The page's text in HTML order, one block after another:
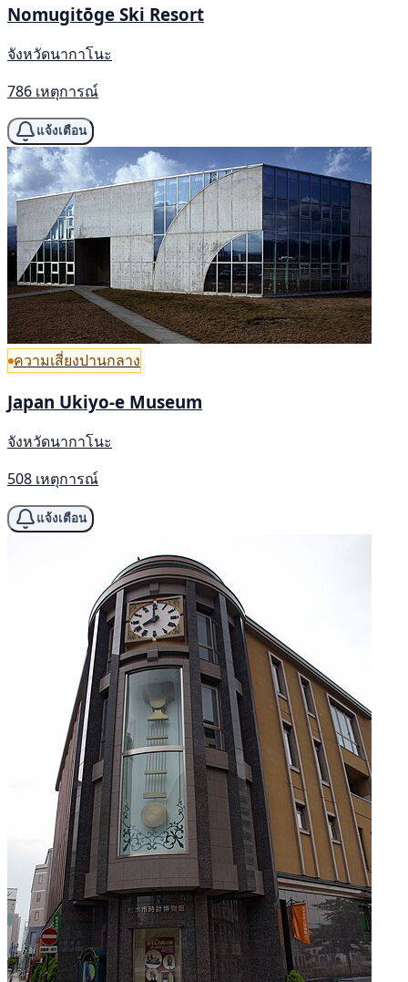
Nomugitōge Ski Resort
จังหวัดนากาโนะ
786 เหตุการณ์
แจ้งเตือน
ความเสี่ยงปานกลาง
Japan Ukiyo-e Museum
จังหวัดนากาโนะ
508 เหตุการณ์
แจ้งเตือน